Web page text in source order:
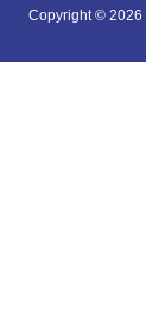
Copyright © 2026